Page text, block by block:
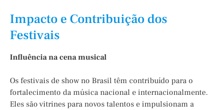
Impacto e Contribuição dos
Festivais
Influência na cena musical
Os festivais de show no Brasil têm contribuído para o
fortalecimento da música nacional e internacionalmente.
Eles são vitrines para novos talentos e impulsionam a